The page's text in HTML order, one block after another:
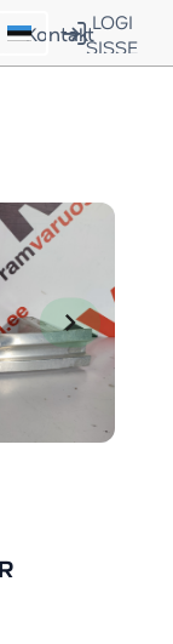
KontaktLOGI
SISSE
chevron_right